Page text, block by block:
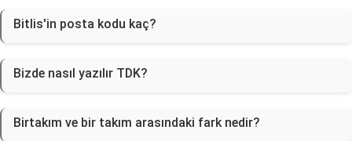
Bitlis'in posta kodu kaç?
Bizde nasıl yazılır TDK?
Birtakım ve bir takım arasındaki fark nedir?